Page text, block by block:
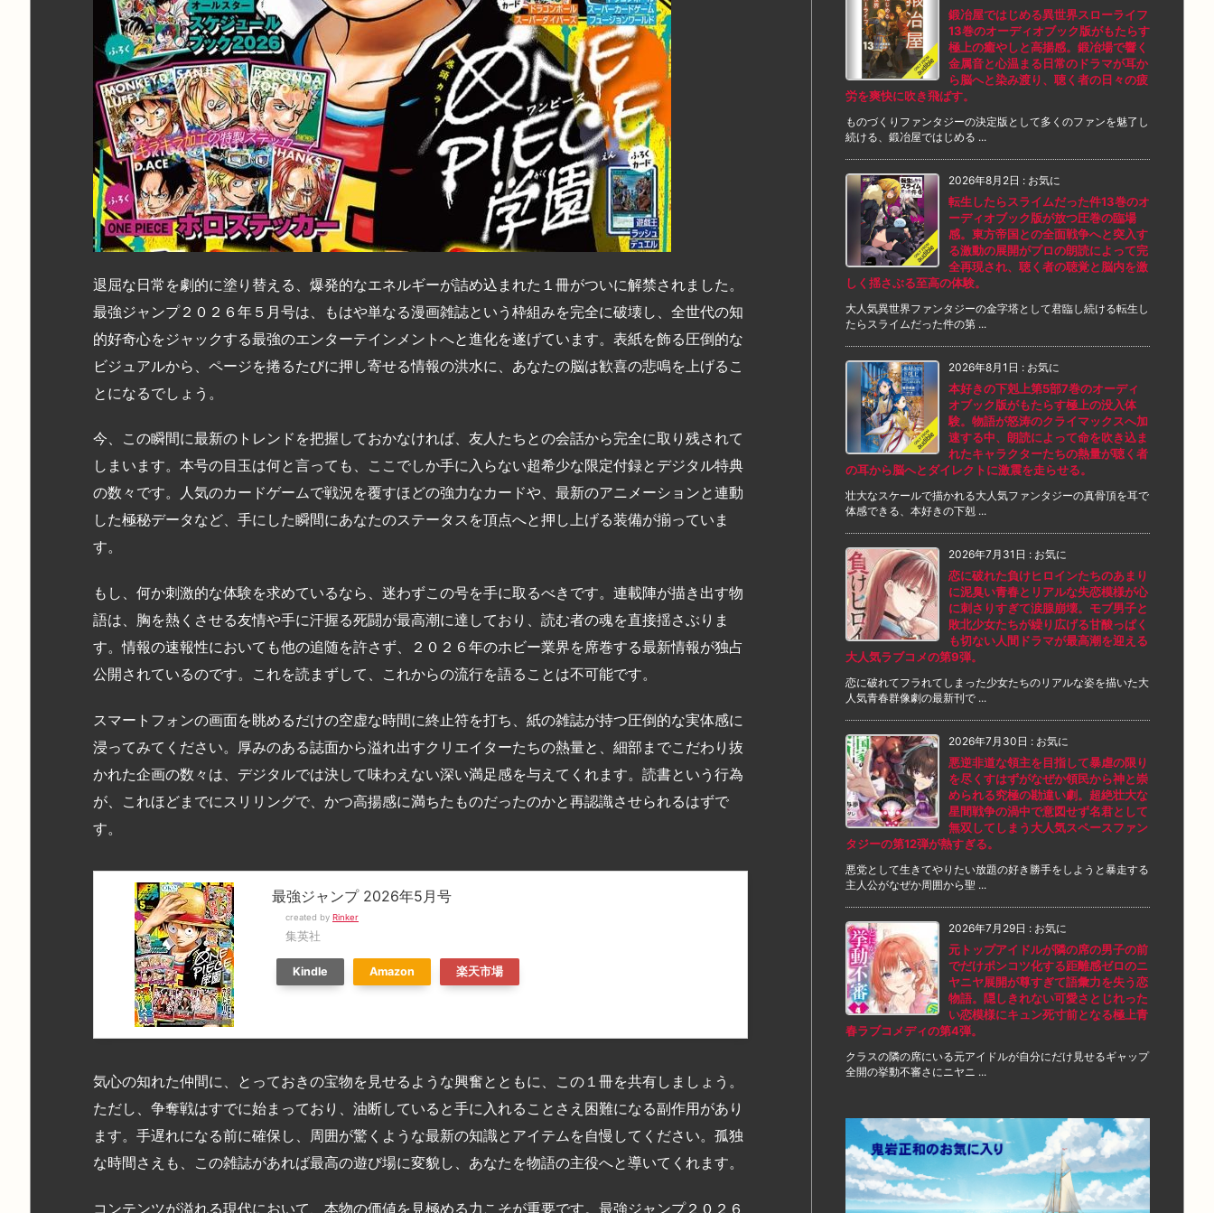
退屈な日常を劇的に塗り替える、爆発的なエネルギーが詰め込まれた１冊がついに解禁されました。
最強ジャンプ２０２６年５月号は、もはや単なる漫画雑誌という枠組みを完全に破壊し、全世代の知
的好奇心をジャックする最強のエンターテインメントへと進化を遂げています。表紙を飾る圧倒的な
ビジュアルから、ページを捲るたびに押し寄せる情報の洪水に、あなたの脳は歓喜の悲鳴を上げるこ
とになるでしょう。
今、この瞬間に最新のトレンドを把握しておかなければ、友人たちとの会話から完全に取り残されて
しまいます。本号の目玉は何と言っても、ここでしか手に入らない超希少な限定付録とデジタル特典
の数々です。人気のカードゲームで戦況を覆すほどの強力なカードや、最新のアニメーションと連動
した極秘データなど、手にした瞬間にあなたのステータスを頂点へと押し上げる装備が揃っていま
す。
もし、何か刺激的な体験を求めているなら、迷わずこの号を手に取るべきです。連載陣が描き出す物
語は、胸を熱くさせる友情や手に汗握る死闘が最高潮に達しており、読む者の魂を直接揺さぶりま
す。情報の速報性においても他の追随を許さず、２０２６年のホビー業界を席巻する最新情報が独占
公開されているのです。これを読まずして、これからの流行を語ることは不可能です。
スマートフォンの画面を眺めるだけの空虚な時間に終止符を打ち、紙の雑誌が持つ圧倒的な実体感に
浸ってみてください。厚みのある誌面から溢れ出すクリエイターたちの熱量と、細部までこだわり抜
かれた企画の数々は、デジタルでは決して味わえない深い満足感を与えてくれます。読書という行為
が、これほどまでにスリリングで、かつ高揚感に満ちたものだったのかと再認識させられるはずで
す。
最強ジャンプ 2026年5月号
created by Rinker
集英社
Kindle Amazon 楽天市場
気心の知れた仲間に、とっておきの宝物を見せるような興奮とともに、この１冊を共有しましょう。
ただし、争奪戦はすでに始まっており、油断していると手に入れることさえ困難になる副作用があり
ます。手遅れになる前に確保し、周囲が驚くような最新の知識とアイテムを自慢してください。孤独
な時間さえも、この雑誌があれば最高の遊び場に変貌し、あなたを物語の主役へと導いてくれます。
コンテンツが溢れる現代において、本物の価値を見極める力こそが重要です。最強ジャンプ２０２６
鍛冶屋ではじめる異世界スローライフ
13巻のオーディオブック版がもたらす
極上の癒やしと高揚感。鍛冶場で響く
金属音と心温まる日常のドラマが耳か
ら脳へと染み渡り、聴く者の日々の疲
労を爽快に吹き飛ばす。
ものづくりファンタジーの決定版として多くのファンを魅了し
続ける、鍛冶屋ではじめる ...
2026年8月2日 : お気に
転生したらスライムだった件13巻のオ
ーディオブック版が放つ圧巻の臨場
感。東方帝国との全面戦争へと突入す
る激動の展開がプロの朗読によって完
全再現され、聴く者の聴覚と脳内を激
しく揺さぶる至高の体験。
大人気異世界ファンタジーの金字塔として君臨し続ける転生し
たらスライムだった件の第 ...
2026年8月1日 : お気に
本好きの下剋上第5部7巻のオーディ
オブック版がもたらす極上の没入体
験。物語が怒涛のクライマックスへ加
速する中、朗読によって命を吹き込ま
れたキャラクターたちの熱量が聴く者
の耳から脳へとダイレクトに激震を走らせる。
壮大なスケールで描かれる大人気ファンタジーの真骨頂を耳で
体感できる、本好きの下剋 ...
2026年7月31日 : お気に
恋に破れた負けヒロインたちのあまり
に泥臭い青春とリアルな失恋模様が心
に刺さりすぎて涙腺崩壊。モブ男子と
敗北少女たちが繰り広げる甘酸っぱく
も切ない人間ドラマが最高潮を迎える
大人気ラブコメの第9弾。
恋に破れてフラれてしまった少女たちのリアルな姿を描いた大
人気青春群像劇の最新刊で ...
2026年7月30日 : お気に
悪逆非道な領主を目指して暴虐の限り
を尽くすはずがなぜか領民から神と崇
められる究極の勘違い劇。超絶壮大な
星間戦争の渦中で意図せず名君として
無双してしまう大人気スペースファン
タジーの第12弾が熱すぎる。
悪党として生きてやりたい放題の好き勝手をしようと暴走する
主人公がなぜか周囲から聖 ...
2026年7月29日 : お気に
元トップアイドルが隣の席の男子の前
でだけポンコツ化する距離感ゼロのニ
ヤニヤ展開が尊すぎて語彙力を失う恋
物語。隠しきれない可愛さとじれった
い恋模様にキュン死寸前となる極上青
春ラブコメディの第4弾。
クラスの隣の席にいる元アイドルが自分にだけ見せるギャップ
全開の挙動不審さにニヤニ ...